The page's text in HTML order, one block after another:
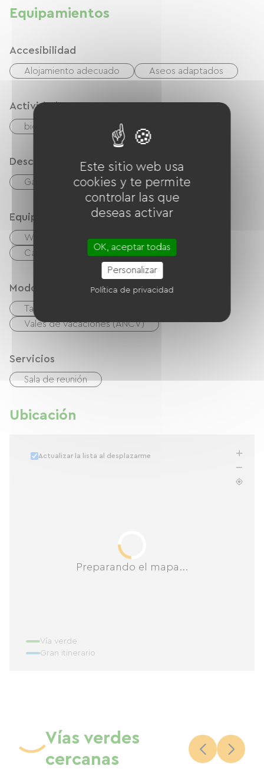
estancia agradable con nosotros.
Equipamientos
Accesibilidad
Alojamiento adecuado Aseos adaptados
Actividades
bicicleta Camino verde
Descripción
Garaje
Equipos
Wifi gratuito TV
Canal +
Cable / Satélite
Secador de pelo
Modos de paiement
Tarjeta De Crédito
Vales de vacaciones (ANCV)
Servicios
Sala de reunión
Ubicación
Preparando el mapa...
Actualizar la lista al desplazarme
Vía verde
Gran itinerario
Vías verdes
cercanas
Este sitio web usa
cookies y te permite
controlar las que
deseas activar
OK, aceptar todas
Personalizar
Política de privacidad